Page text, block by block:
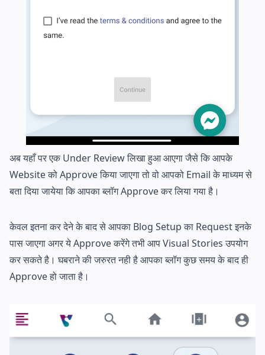
अब यहाँ पर एक Under Review लिखा हुआ आएगा जैसे कि आपके
Website को Approve किया जाएगा तो वो आपको Email के माध्यम से
बता दिया जायेया कि आपका ब्लॉग Approve कर लिया गया है।
केवल इतना कर देने के बाद से आपका Blog Setup का Request इनके
पास जाएगा अगर ये Approve करेंगे तभी आप Visual Stories उपयोग
कर सकते है। घबराने की जरुरत नही है आपका ब्लॉग कुछ समय के बाद ही
Approve हो जाता है।